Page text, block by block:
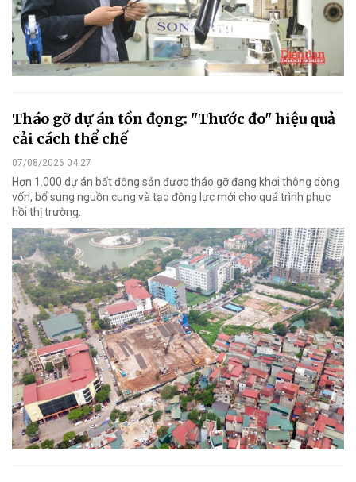
Tháo gỡ dự án tồn đọng: "Thước đo" hiệu quả
cải cách thể chế
07/08/2026 04:27
Hơn 1.000 dự án bất động sản được tháo gỡ đang khơi thông dòng
vốn, bổ sung nguồn cung và tạo động lực mới cho quá trình phục
hồi thị trường.